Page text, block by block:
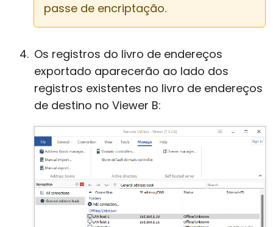
passe de encriptação.
Os registros do livro de endereços
exportado aparecerão ao lado dos
registros existentes no livro de endereços
de destino no Viewer B: